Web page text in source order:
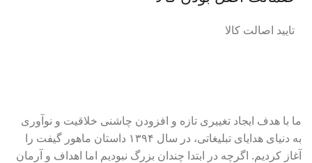
تایید اصالت کالا
ما با هدف ایجاد تغییری تازه و افزودن چاشنی خلاقیت و نوآوری
به دنیای هدایای تبلیغاتی، در سال ۱۳۹۴ داستان ماهور گیفت را
آغاز کردیم. اگرچه در ابتدا چندان بزرگ نبودیم اما اهداف و آرمان